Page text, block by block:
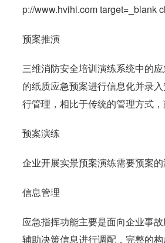
预案推演
三维消防安全培训演练系统中的
的纸质应急预案进行信息化并录
行管理，相比于传统的管理方式
预案演练
企业开展实景预案演练需要预案
信息管理
应急指挥功能主要是面向企业事
辅助决策信息进行调配，完整的